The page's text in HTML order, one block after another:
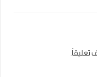
تعليقاً.